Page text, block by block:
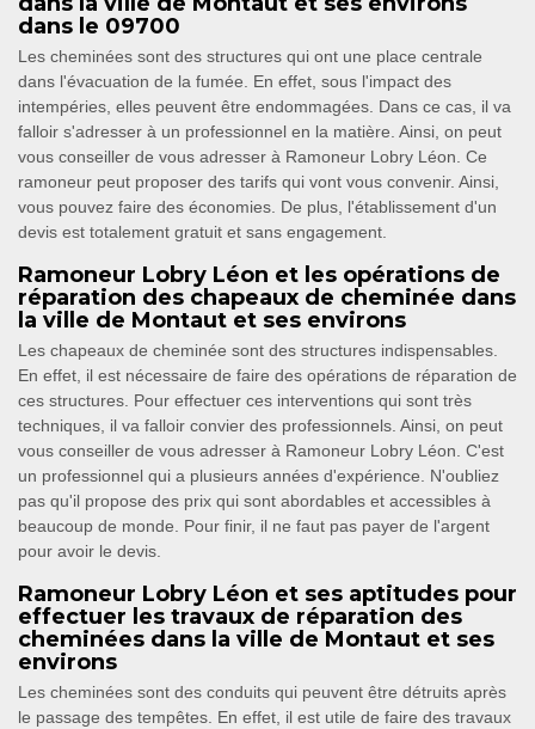
dans le 09700
Les cheminées sont des structures qui ont une place centrale
dans l'évacuation de la fumée. En effet, sous l'impact des
intempéries, elles peuvent être endommagées. Dans ce cas, il va
falloir s'adresser à un professionnel en la matière. Ainsi, on peut
vous conseiller de vous adresser à Ramoneur Lobry Léon. Ce
ramoneur peut proposer des tarifs qui vont vous convenir. Ainsi,
vous pouvez faire des économies. De plus, l'établissement d'un
devis est totalement gratuit et sans engagement.
Ramoneur Lobry Léon et les opérations de
réparation des chapeaux de cheminée dans
la ville de Montaut et ses environs
Les chapeaux de cheminée sont des structures indispensables.
En effet, il est nécessaire de faire des opérations de réparation de
ces structures. Pour effectuer ces interventions qui sont très
techniques, il va falloir convier des professionnels. Ainsi, on peut
vous conseiller de vous adresser à Ramoneur Lobry Léon. C'est
un professionnel qui a plusieurs années d'expérience. N'oubliez
pas qu'il propose des prix qui sont abordables et accessibles à
beaucoup de monde. Pour finir, il ne faut pas payer de l'argent
pour avoir le devis.
Ramoneur Lobry Léon et ses aptitudes pour
effectuer les travaux de réparation des
cheminées dans la ville de Montaut et ses
environs
Les cheminées sont des conduits qui peuvent être détruits après
le passage des tempêtes. En effet, il est utile de faire des travaux